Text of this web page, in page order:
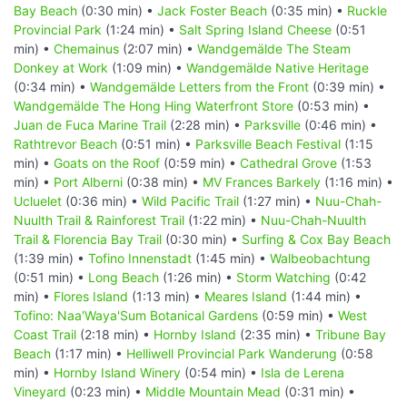
Bay Beach (0:30 min) • Jack Foster Beach (0:35 min) • Ruckle
Provincial Park (1:24 min) • Salt Spring Island Cheese (0:51
min) • Chemainus (2:07 min) • Wandgemälde The Steam
Donkey at Work (1:09 min) • Wandgemälde Native Heritage
(0:34 min) • Wandgemälde Letters from the Front (0:39 min) •
Wandgemälde The Hong Hing Waterfront Store (0:53 min) •
Juan de Fuca Marine Trail (2:28 min) • Parksville (0:46 min) •
Rathtrevor Beach (0:51 min) • Parksville Beach Festival (1:15
min) • Goats on the Roof (0:59 min) • Cathedral Grove (1:53
min) • Port Alberni (0:38 min) • MV Frances Barkely (1:16 min) •
Ucluelet (0:36 min) • Wild Pacific Trail (1:27 min) • Nuu-Chah-
Nuulth Trail & Rainforest Trail (1:22 min) • Nuu-Chah-Nuulth
Trail & Florencia Bay Trail (0:30 min) • Surfing & Cox Bay Beach
(1:39 min) • Tofino Innenstadt (1:45 min) • Walbeobachtung
(0:51 min) • Long Beach (1:26 min) • Storm Watching (0:42
min) • Flores Island (1:13 min) • Meares Island (1:44 min) •
Tofino: Naa'Waya'Sum Botanical Gardens (0:59 min) • West
Coast Trail (2:18 min) • Hornby Island (2:35 min) • Tribune Bay
Beach (1:17 min) • Helliwell Provincial Park Wanderung (0:58
min) • Hornby Island Winery (0:54 min) • Isla de Lerena
Vineyard (0:23 min) • Middle Mountain Mead (0:31 min) •